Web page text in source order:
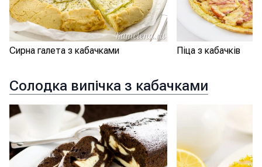
Сирна галета з кабачками Піца з кабачків
Солодка випічка з кабачками